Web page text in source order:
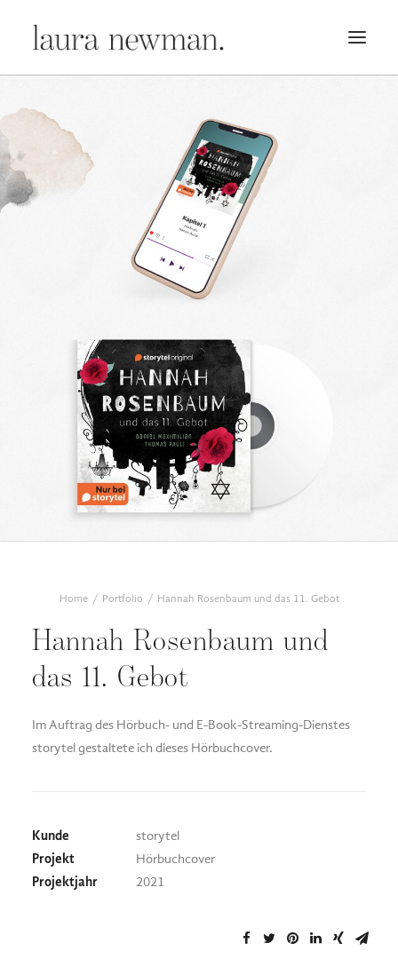
PORTFOLIO
PREMADES
PREISLISTE
KURSE
MERCH
ÜBER MICH
DESIGN FAQ
PRESSEMATERIAL
WALLPAPER
STOCKDATEN
Home Portfolio Hannah Rosenbaum und das 11. Gebot
Hannah Rosenbaum und
das 11. Gebot
Im Auftrag des Hörbuch- und E-Book-Streaming-Dienstes
storytel gestaltete ich dieses Hörbuchcover.
Kunde
storytel
Projekt
Hörbuchcover
Projektjahr
2021